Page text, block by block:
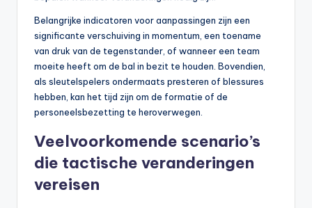
Belangrijke indicatoren voor aanpassingen zijn een
significante verschuiving in momentum, een toename
van druk van de tegenstander, of wanneer een team
moeite heeft om de bal in bezit te houden. Bovendien,
als sleutelspelers ondermaats presteren of blessures
hebben, kan het tijd zijn om de formatie of de
personeelsbezetting te heroverwegen.
Veelvoorkomende scenario’s
die tactische veranderingen
vereisen